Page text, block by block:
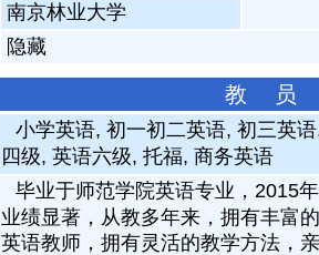
南京林业大学
隐藏
教 员
小学英语, 初一初二英语, 初三英
四级, 英语六级, 托福, 商务英语
毕业于师范学院英语专业，2015
业绩显著，从教多年来，拥有丰富
英语教师，拥有灵活的教学方法，